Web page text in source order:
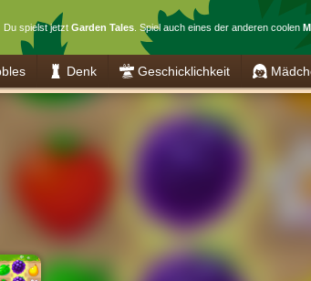
Du spielst jetzt Garden Tales. Spiel auch eines der anderen coolen
Denk Geschicklichkeit